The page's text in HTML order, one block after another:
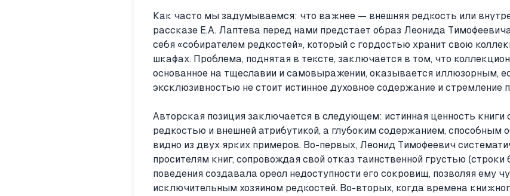
Как часто мы задумываемся: что важнее — внешняя редкость или
рассказе Е.А. Лаптева перед нами предстает образ Леонида
себя «собирателем редкостей», который с гордостью хранит свою
шкафах. Проблема, поднятая в тексте, заключается в том, что
основанное на тщеславии и самовыражении, оказывается иллюзорным,
эксклюзивностью не стоит истинное духовное содержание и стремление
Авторская позиция заключается в следующем: истинная ценность книги
редкостью и внешней атрибутикой, а глубоким содержанием, способным
видно из двух ярких примеров. Во-первых, Леонид Тимофеевич
просителям книг, сопровождая свой отказ таинственной грустью
поведения создавала ореол недоступности его сокровищ, позволяя ему
исключительным хозяином редкостей. Во-вторых, когда времена